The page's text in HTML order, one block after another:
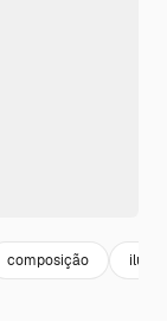
composição